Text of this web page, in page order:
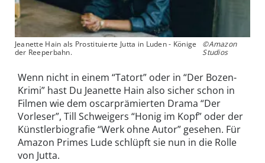
Jeanette Hain als Prostituierte Jutta in Luden - Könige
der Reeperbahn.
©Amazon
Studios
Wenn nicht in einem “Tatort” oder in “Der Bozen-
Krimi” hast Du Jeanette Hain also sicher schon in
Filmen wie dem oscarprämierten Drama “Der
Vorleser”, Till Schweigers “Honig im Kopf” oder der
Künstlerbiografie “Werk ohne Autor” gesehen. Für
Amazon Primes Lude schlüpft sie nun in die Rolle
von Jutta.